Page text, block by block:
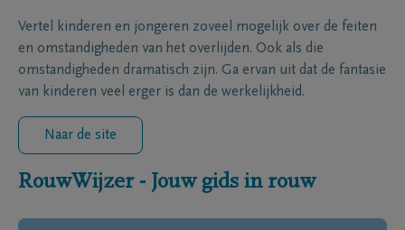
Vertel kinderen en jongeren zoveel mogelijk over de feiten
en omstandigheden van het overlijden. Ook als die
omstandigheden dramatisch zijn. Ga ervan uit dat de fantasie
van kinderen veel erger is dan de werkelijkheid.
Naar de site
RouwWijzer - Jouw gids in rouw